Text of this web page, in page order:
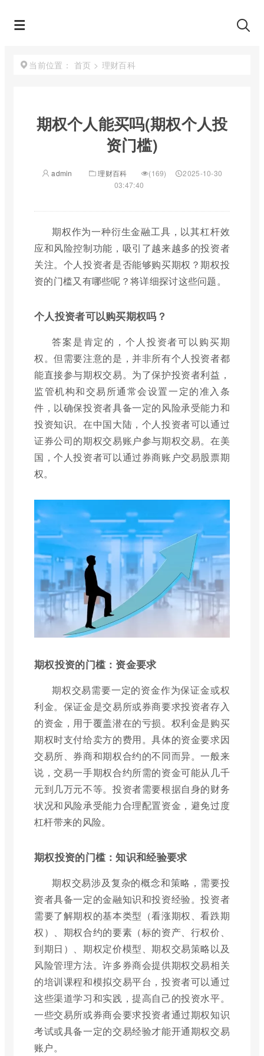
当前位置： 首页 > 理财百科
期权个人能买吗(期权个人投
资门槛)
admin 理财百科 (169)
2025-10-30
03:47:40
期权作为一种衍生金融工具，以其杠杆效
应和风险控制功能，吸引了越来越多的投资者
关注。个人投资者是否能够购买期权？期权投
资的门槛又有哪些呢？将详细探讨这些问题。
个人投资者可以购买期权吗？
答案是肯定的，个人投资者可以购买期
权。但需要注意的是，并非所有个人投资者都
能直接参与期权交易。为了保护投资者利益，
监管机构和交易所通常会设置一定的准入条
件，以确保投资者具备一定的风险承受能力和
投资知识。在中国大陆，个人投资者可以通过
证券公司的期权交易账户参与期权交易。在美
国，个人投资者可以通过券商账户交易股票期
权。
期权投资的门槛：资金要求
期权交易需要一定的资金作为保证金或权
利金。保证金是交易所或券商要求投资者存入
的资金，用于覆盖潜在的亏损。权利金是购买
期权时支付给卖方的费用。具体的资金要求因
交易所、券商和期权合约的不同而异。一般来
说，交易一手期权合约所需的资金可能从几千
元到几万元不等。投资者需要根据自身的财务
状况和风险承受能力合理配置资金，避免过度
杠杆带来的风险。
期权投资的门槛：知识和经验要求
期权交易涉及复杂的概念和策略，需要投
资者具备一定的金融知识和投资经验。投资者
需要了解期权的基本类型（看涨期权、看跌期
权）、期权合约的要素（标的资产、行权价、
到期日）、期权定价模型、期权交易策略以及
风险管理方法。许多券商会提供期权交易相关
的培训课程和模拟交易平台，投资者可以通过
这些渠道学习和实践，提高自己的投资水平。
一些交易所或券商会要求投资者通过期权知识
考试或具备一定的交易经验才能开通期权交易
账户。